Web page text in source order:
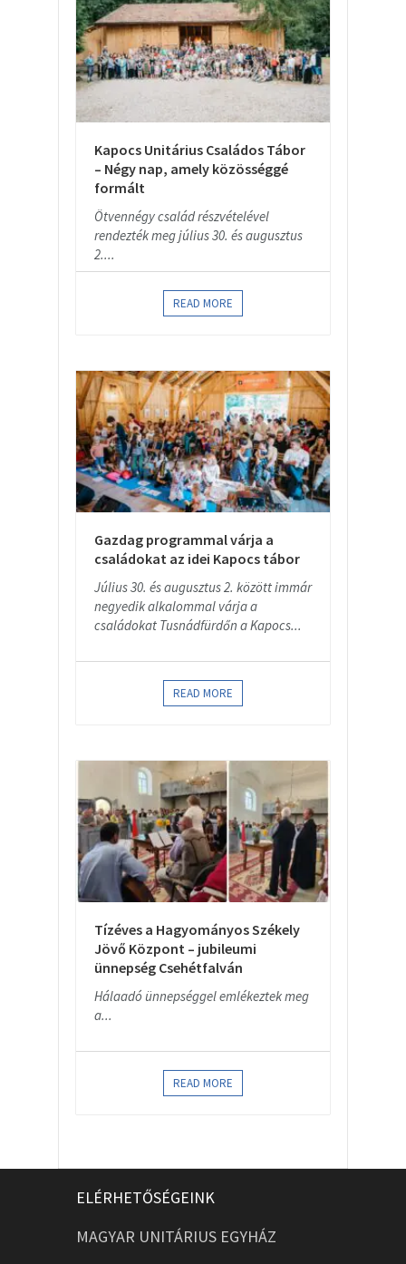
Kapocs Unitárius Családos Tábor
– Négy nap, amely közösséggé
formált
Ötvennégy család részvételével
rendezték meg július 30. és augusztus
2....
READ MORE
Gazdag programmal várja a
családokat az idei Kapocs tábor
Július 30. és augusztus 2. között immár
negyedik alkalommal várja a
családokat Tusnádfürdőn a Kapocs...
READ MORE
Tízéves a Hagyományos Székely
Jövő Központ – jubileumi
ünnepség Csehétfalván
Hálaadó ünnepséggel emlékeztek meg
a...
READ MORE
ELÉRHETŐSÉGEINK
MAGYAR UNITÁRIUS EGYHÁZ